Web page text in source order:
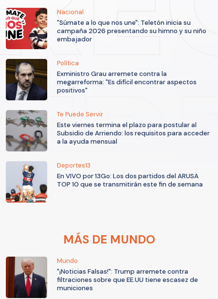
Nacional
"Súmate a lo que nos une": Teletón inicia su
campaña 2026 presentando su himno y su niño
embajador
Política
Exministro Grau arremete contra la
megarreforma: "Es difícil encontrar aspectos
positivos"
Te Puede Servir
Este viernes termina el plazo para postular al
Subsidio de Arriendo: los requisitos para acceder
a la ayuda mensual
Deportes13
En VIVO por 13Go: Los dos partidos del ARUSA
TOP 10 que se transmitirán este fin de semana
MÁS DE MUNDO
Mundo
"¡Noticias Falsas!": Trump arremete contra
filtraciones sobre que EE.UU tiene escasez de
municiones